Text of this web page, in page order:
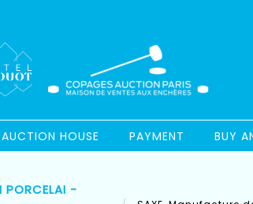
HOUSE PAYMENT BUY
PORCELAI -